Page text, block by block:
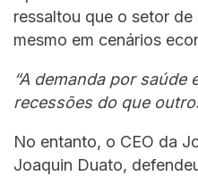
ressaltou que o setor
mesmo em cenários
“A demanda por saúde
recessões do que
No entanto, o CEO da
Joaquin Duato,